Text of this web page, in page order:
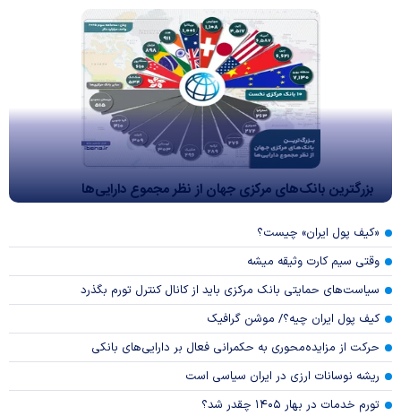
بزرگترین بانک‌های مرکزی جهان از نظر مجموع دارایی‌ها
«کیف پول ایران» چیست؟
وقتی سیم کارت وثیقه میشه
سیاست‌های حمایتی بانک مرکزی باید از کانال کنترل تورم بگذرد
کیف پول ایران چیه؟/ موشن گرافیک
حرکت از مزایده‌محوری به حکمرانی فعال بر دارایی‌های بانکی
ریشه نوسانات ارزی در ایران سیاسی است
تورم خدمات در بهار ۱۴۰۵ چقدر شد؟